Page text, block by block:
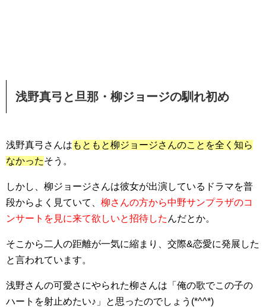
浅野真弓と旦那・柳ジョージの馴れ初め
浅野真弓さんは もともと柳ジョージさんのことを全く知ら
なかったそう。
しかし、柳ジョージさんは彼女が出演しているドラマを普
段からよく見ていて、 柳さんの方から中野サンプラザのコ
ンサートを見に来て欲しいと招待した んだとか。
そこから二人の距離が一気に縮まり、交際&恋愛に発展した
と言われています。
浅野さんの可愛さにやられた柳さんは 「俺の歌でこの子の
ハートを射止めたい♪」
と思ったのでしょう(*^^*)